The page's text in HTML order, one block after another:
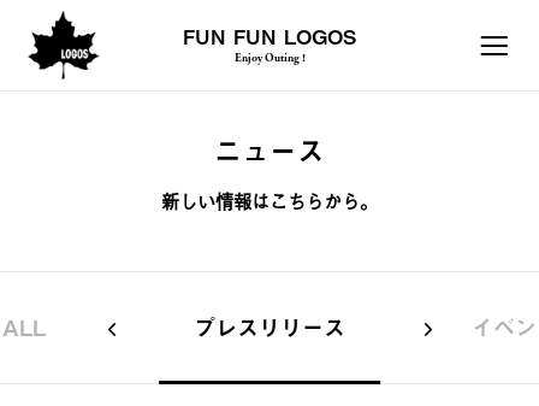
FUN FUN LOGOS
Enjoy Outing !
ニュース
新しい情報はこちらから。
ALL プレスリリース イベ